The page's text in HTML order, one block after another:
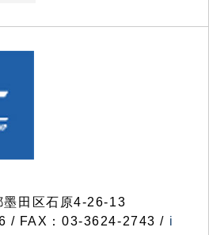
田区石原4-26-13
/ FAX：03-3624-2743 / i